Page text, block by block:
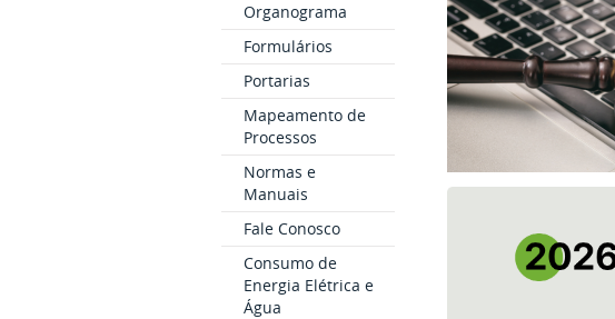
Organograma
Formulários
Portarias
Mapeamento de
Processos
Normas e
Manuais
Fale Conosco
Consumo de
Energia Elétrica e
Água